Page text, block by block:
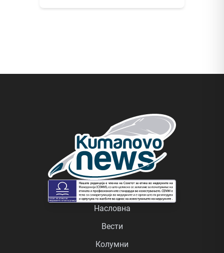
Насловна
Вести
Колумни